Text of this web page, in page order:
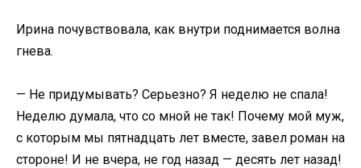
Ирина почувствовала, как внутри поднимается волна
гнева.
— Не придумывать? Серьезно? Я неделю не спала!
Неделю думала, что со мной не так! Почему мой муж,
с которым мы пятнадцать лет вместе, завел роман на
стороне! И не вчера, не год назад — десять лет назад!